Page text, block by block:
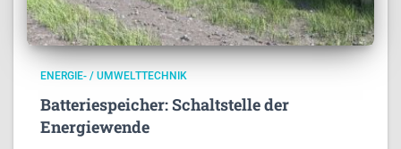
ENERGIE- / UMWELTTECHNIK
Batteriespeicher: Schaltstelle der
Energiewende